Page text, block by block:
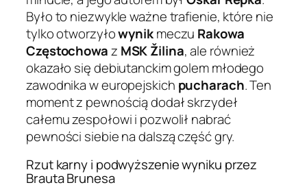
Było to niezwykle ważne trafienie, które nie
tylko otworzyłowynikmeczu Rakowa
Częstochowaz MSK Žilina, ale również
okazało się debiutanckim golem młodego
zawodnika w europejskich pucharach. Ten
moment z pewnością dodał skrzydeł
całemu zespołowi i pozwolił nabrać
pewności siebie na dalszą część gry.
Rzut karny i podwyższenie wyniku przez
Brauta Brunesa